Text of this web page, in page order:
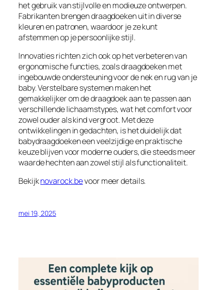
het gebruik van stijlvolle en modieuze ontwerpen.
Fabrikanten brengen draagdoeken uit in diverse
kleuren en patronen, waardoor je ze kunt
afstemmen op je persoonlijke stijl.
Innovaties richten zich ook op het verbeteren van
ergonomische functies, zoals draagdoeken met
ingebouwde ondersteuning voor de nek en rug van je
baby. Verstelbare systemen maken het
gemakkelijker om de draagdoek aan te passen aan
verschillende lichaamstypes, wat het comfort voor
zowel ouder als kind vergroot. Met deze
ontwikkelingen in gedachten, is het duidelijk dat
babydraagdoeken een veelzijdige en praktische
keuze blijven voor moderne ouders, die steeds meer
waarde hechten aan zowel stijl als functionaliteit.
Bekijknovarock.bevoor meer details.
mei 19, 2025